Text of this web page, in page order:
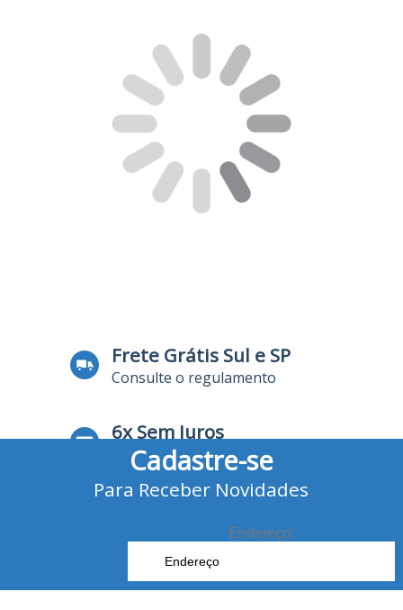
Frete Grátis Sul e SP
Consulte o regulamento
6x Sem Juros
no Cartão de Crédito
no Boleto Bancário e Pix
Cadastre-se
Para Receber Novidades
Endereço: